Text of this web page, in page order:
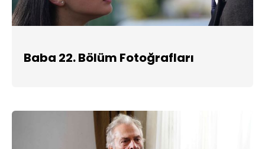
Baba 22. Bölüm Fotoğrafları